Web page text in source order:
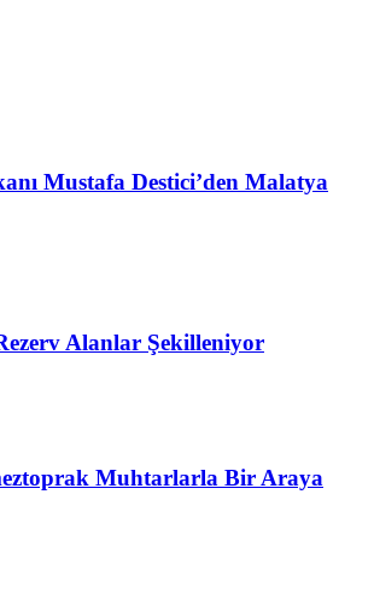
Mustafa Destici’den Malatya
Alanlar Şekilleniyor
Muhtarlarla Bir Araya